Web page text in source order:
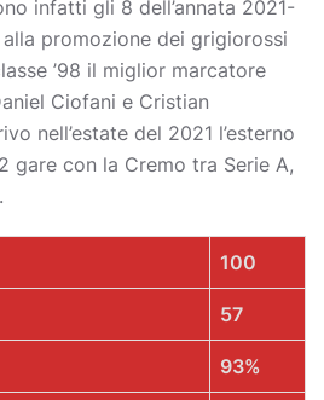
infatti gli 8 dell’annata 2021-
promozione dei grigiorossi
’98 il miglior marcatore
Ciofani e Cristian
nell’estate del 2021 l’esterno
gare con la Cremo tra Serie A,
100
57
93%